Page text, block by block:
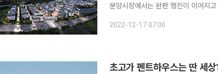
분양시장에서는 완판 행진이 이어지고 있다. 17일 국토교통부 실거래가 공개시스템
였던 3월(63층) 55억4000만 원과
2022-12-17 07:00